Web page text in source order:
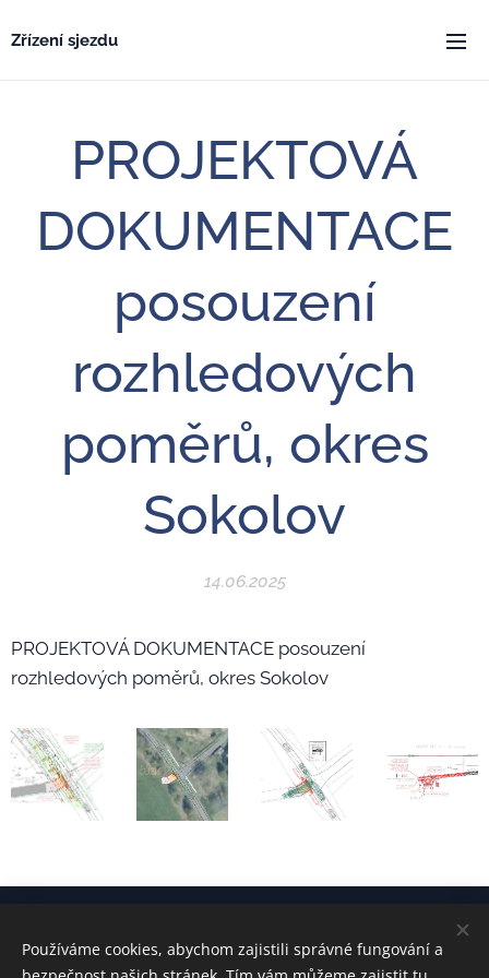
Zřízení sjezdu
PROJEKTOVÁ
DOKUMENTACE
posouzení
rozhledových
poměrů, okres
Sokolov
14.06.2025
PROJEKTOVÁ DOKUMENTACE posouzení
rozhledových poměrů, okres Sokolov
kontakt: Ing. Radek ŠVEC
Používáme cookies, abychom zajistili správné fungování a